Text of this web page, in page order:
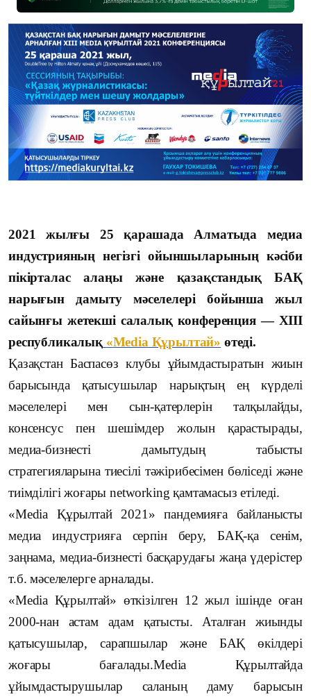
2021 жылғы 25 қарашада Алматыда медиа
индустрияның негізгі ойыншыларының кәсіби
пікірталас алаңы және қазақстандық БАҚ
нарығын дамыту мәселелері бойынша жыл
сайынғы жетекші салалық конференция — XIII
республикалық «Media Құрылтай» өтеді.
Қазақстан Баспасөз клубы ұйымдастыратын жиын
барысында қатысушылар нарықтың ең күрделі
мәселелері мен сын-қатерлерін талқылайды,
консенсус пен шешімдер жолын қарастырады,
медиа-бизнесті дамытудың табысты
стратегияларына тиесілі тәжірибесімен бөліседі және
тиімділігі жоғарыnetworking қамтамасыз етіледі.
«Media Құрылтай 2021» пандемияға байланысты
медиа индустрияға серпін беру, БАҚ-қа сенім,
заңнама, медиа-бизнесті басқарудағы жаңа үдерістер
т.б. мәселелерге арналады.
«Media Құрылтай» өткізілген 12 жыл ішінде оған
2000-нан астам адам қатысты. Аталған жиынды
қатысушылар, сарапшылар және БАҚ өкілдері
жоғары бағалады.Media Құрылтайда
ұйымдастырушылар саланың даму барысын